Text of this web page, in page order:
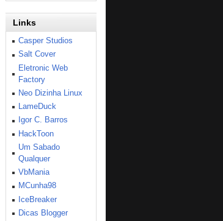
Links
Casper Studios
Salt Cover
Eletronic Web
Factory
Neo Dizinha Linux
LameDuck
Igor C. Barros
HackToon
Um Sabado
Qualquer
VbMania
MCunha98
IceBreaker
Dicas Blogger